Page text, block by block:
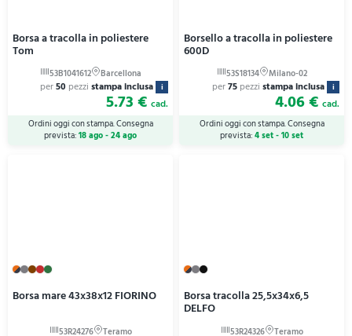
Borsa a tracolla in poliestere
Tom
per50 pezzi stampa inclusa i
5.73 € cad.
Ordini oggi con stampa. Consegna
prevista:18 ago - 24 ago
Borsello a tracolla in poliestere
600D
per75 pezzi stampa inclusa i
4.06 € cad.
Ordini oggi con stampa. Consegna
prevista:4 set - 10 set
Borsa mare 43x38x12 FIORINO Borsa tracolla 25,5x34x6,5
DELFO